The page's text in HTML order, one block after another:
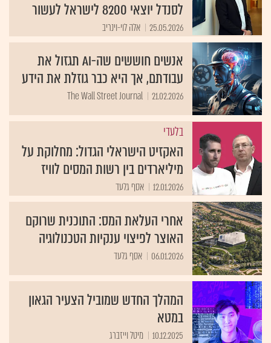
לסנדל יוצאי 8200 לישראל לעשור
25.05.2026 אלה לוי-וינריב
אנשים חוששים שה-AI תגזול את
עבודתם, אך היא כבר גוזלת את הידע
21.02.2026
The Wall Street Journal
בלעדי
האקזיט הישראלי הגדול: מחלוקת על
מיליארדים בין רשות המסים לוויז
12.01.2026 אסף גלעד
אחרי העלאת המס: התוכנית שרוקם
האוצר לפיצוי ענקיות הטכנולוגיה
06.01.2026 אסף גלעד
המהלך החדש שמוביל הצעיר הגאון
במטא
10.12.2025 מיטל וייזברג